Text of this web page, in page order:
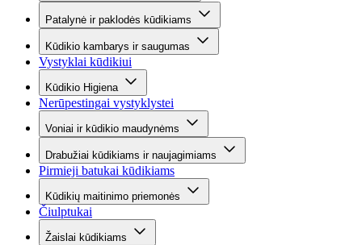
Patalynė ir paklodės kūdikiams
Kūdikio kambarys ir saugumas
Vystyklai kūdikiui
Kūdikio Higiena
Nerūpestingai vystyklystei
Voniai ir kūdikio maudynėms
Drabužiai kūdikiams ir naujagimiams
Pirmieji batukai kūdikiams
Kūdikių maitinimo priemonės
Čiulptukai
Žaislai kūdikiams